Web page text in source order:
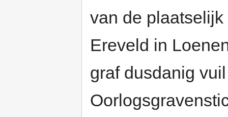
van de
Ereveld in
graf dusdanig